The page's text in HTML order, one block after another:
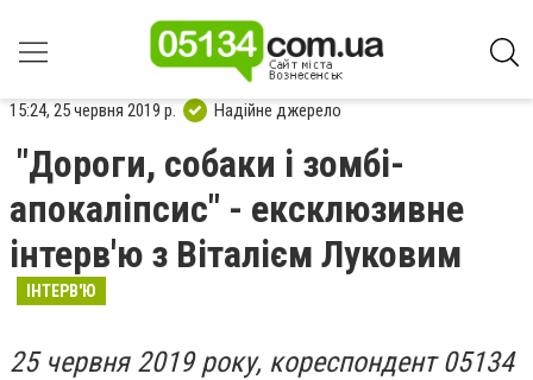
15:24, 25 червня 2019 р. Надійне джерело
"Дороги, собаки і зомбі-
апокаліпсис" - ексклюзивне
інтерв'ю з Віталієм Луковим
ІНТЕРВ'Ю
25 червня 2019 року, кореспондент 05134